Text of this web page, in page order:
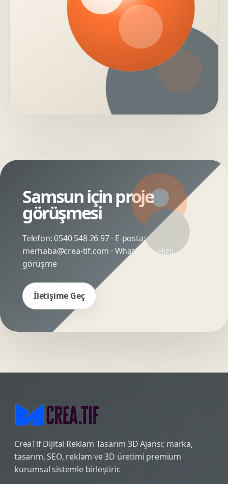
Samsun için proje
görüşmesi
Telefon:0540 548 26 97· E-posta:
merhaba@crea-tif.com · WhatsApp:Hızlı
görüşme
İletişime Geç
CreaTif Dijital Reklam Tasarım 3D Ajansı; marka,
tasarım, SEO, reklam ve 3D üretimi premium
kurumsal sistemle birleştirir.